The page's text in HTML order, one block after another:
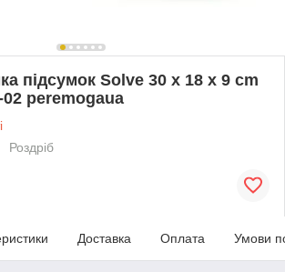
підсумок Solve 30 x 18 x 9 cm
peremogaua
Роздріб
Доставка Оплата Умови